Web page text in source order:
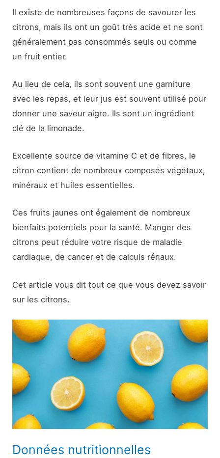
Il existe de nombreuses façons de savourer les
citrons, mais ils ont un goût très acide et ne sont
généralement pas consommés seuls ou comme
un fruit entier.
Au lieu de cela, ils sont souvent une garniture
avec les repas, et leur jus est souvent utilisé pour
donner une saveur aigre. Ils sont un ingrédient
clé de la limonade.
Excellente source de vitamine C et de fibres, le
citron contient de nombreux composés végétaux,
minéraux et huiles essentielles.
Ces fruits jaunes ont également de nombreux
bienfaits potentiels pour la santé. Manger des
citrons peut réduire votre risque de maladie
cardiaque, de cancer et de calculs rénaux.
Cet article vous dit tout ce que vous devez savoir
sur les citrons.
Données nutritionnelles